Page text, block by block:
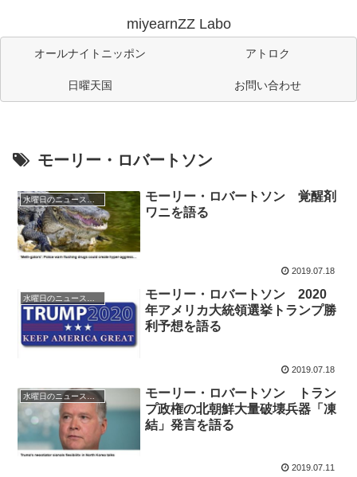
miyearnZZ Labo
オールナイトニッポン アトロク
日曜天国 お問い合わせ
モーリー・ロバートソン
水曜日のニュース・ロバートソン
モーリー・ロバートソン 覚醒剤
ワニを語る
2019.07.18
モーリー・ロバートソン 2020
年アメリカ大統領選挙トランプ勝
利予想を語る
2019.07.18
水曜日のニュース・ロバートソン
モーリー・ロバートソン トラン
プ政権の北朝鮮大量破壊兵器「凍
結」発言を語る
2019.07.11